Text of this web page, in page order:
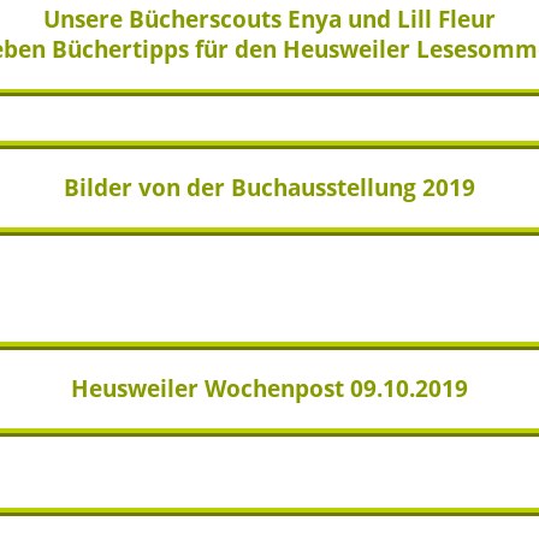
Unsere Bücherscouts Enya und Lill Fleur
Büchertipps für den Heusweiler
Bilder von der Buchausstellung 2019
Heusweiler Wochenpost 09.10.2019